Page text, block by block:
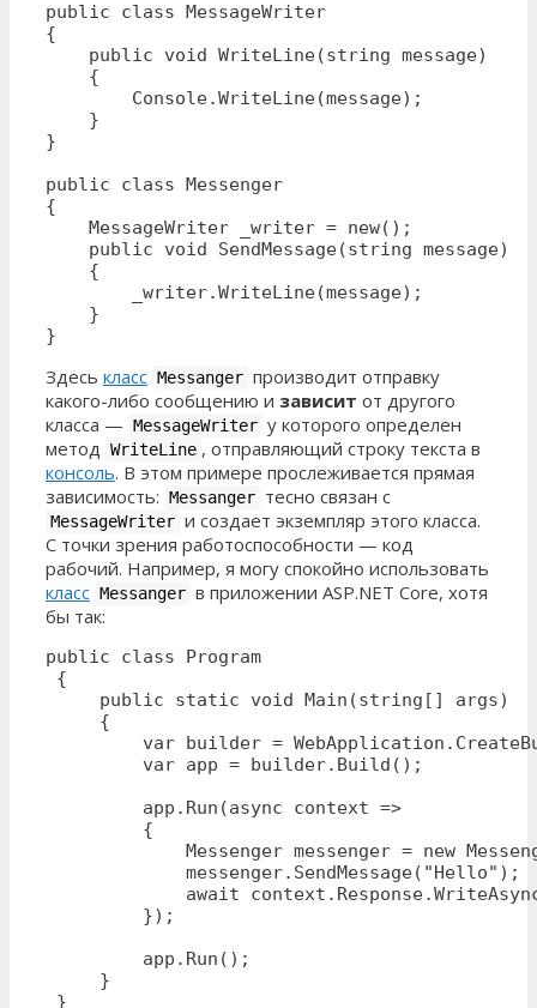
public class MessageWriter
{
    public void WriteLine(string message)
    {
        Console.WriteLine(message);
    }
}
public class Messenger
{
    MessageWriter _writer = new();
    public void SendMessage(string message)
    {
        _writer.WriteLine(message);
    }
}
Здесь класс Messanger производит отправку
какого-либо сообщению и зависит от другого
класса — MessageWriter у которого определен
метод WriteLine , отправляющий строку текста в
консоль. В этом примере прослеживается прямая
зависимость: Messanger тесно связан с
MessageWriter и создает экземпляр этого класса.
С точки зрения работоспособности — код
рабочий. Например, я могу спокойно использовать
класс Messanger в приложении ASP.NET Core, хотя
бы так:
public class Program
{
     public static void Main(string[] args)
     {
var builder =
         var app = builder.Build();
         app.Run(async context =>
         {
Messenger messenger = new
             messenger.SendMessage("Hello");
await
         });
         app.Run();
     }
}